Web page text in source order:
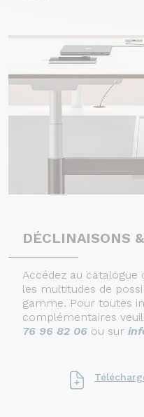
DÉCLINAISONS
Accédez au catalogue
les multitudes de
gamme. Pour toutes
complémentaires
76 96 82 06 ou sur